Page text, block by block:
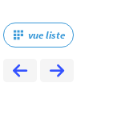
vue liste